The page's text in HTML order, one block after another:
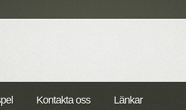
Kontakta oss Länkar